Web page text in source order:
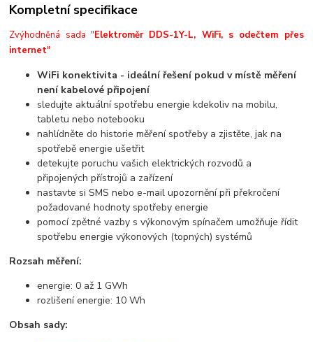
Kompletní specifikace
Zvýhodněná sada "Elektroměr DDS-1Y-L, WiFi, s odečtem přes
internet"
WiFi konektivita - ideální řešení pokud v místě měření
není kabelové připojení
sledujte aktuální spotřebu energie kdekoliv na mobilu,
tabletu nebo notebooku
nahlídněte do historie měření spotřeby a zjistěte, jak na
spotřebě energie ušetřit
detekujte poruchu vašich elektrických rozvodů a
připojených přístrojů a zařízení
nastavte si SMS nebo e-mail upozornění při překročení
požadované hodnoty spotřeby energie
pomocí zpětné vazby s výkonovým spínačem umožňuje řídit
spotřebu energie výkonových (topných) systémů
Rozsah měření:
energie: 0 až 1 GWh
rozlišení energie: 10 Wh
Obsah sady: